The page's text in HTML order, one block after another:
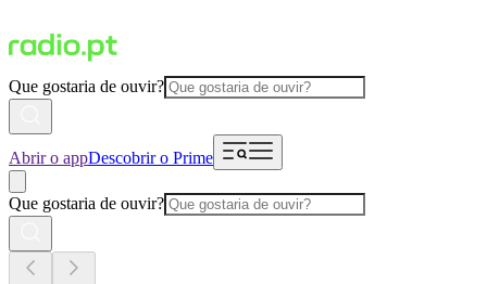
Que gostaria de ouvir?
Abrir o appDescobrir o Prime
Que gostaria de ouvir?